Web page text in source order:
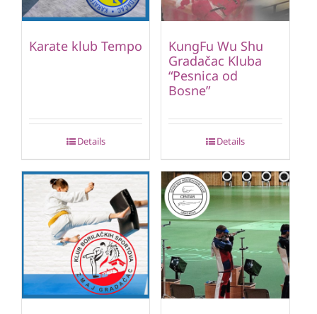
Karate klub Tempo
Details
KungFu Wu Shu
Gradačac Kluba
“Pesnica od
Bosne”
Details